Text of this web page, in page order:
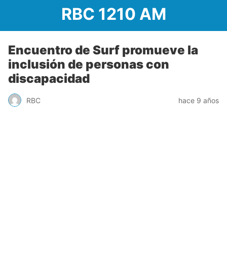
RBC 1210 AM
Encuentro de Surf promueve la
inclusión de personas con
discapacidad
RBC hace 9 años